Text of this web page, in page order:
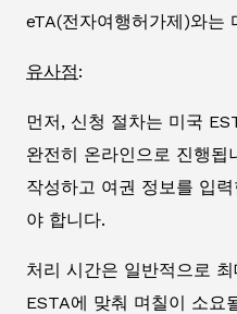
eTA(전자여행허가제)와는
유사점:
먼저, 신청 절차는 미국
완전히 온라인으로 진행됩
작성하고 여권 정보를 입
야 합니다.
처리 시간은 일반적으로
ESTA에 맞춰 며칠이 소요